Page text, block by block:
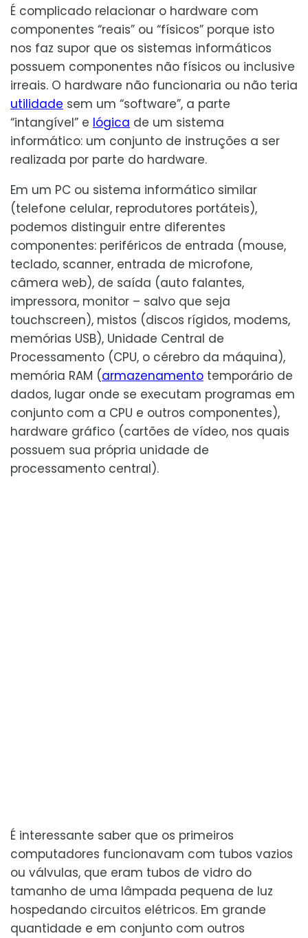
É complicado relacionar o hardware com
componentes “reais” ou “físicos” porque isto
nos faz supor que os sistemas informáticos
possuem componentes não físicos ou inclusive
irreais. O hardware não funcionaria ou não teria
utilidade sem um “software”, a parte
“intangível” e lógica de um sistema
informático: um conjunto de instruções a ser
realizada por parte do hardware.
Em um PC ou sistema informático similar
(telefone celular, reprodutores portáteis),
podemos distinguir entre diferentes
componentes: periféricos de entrada (mouse,
teclado, scanner, entrada de microfone,
câmera web), de saída (auto falantes,
impressora, monitor – salvo que seja
touchscreen), mistos (discos rígidos, modems,
memórias USB), Unidade Central de
Processamento (CPU, o cérebro da máquina),
memória RAM (armazenamento temporário de
dados, lugar onde se executam programas em
conjunto com a CPU e outros componentes),
hardware gráfico (cartões de vídeo, nos quais
possuem sua própria unidade de
processamento central).
É interessante saber que os primeiros
computadores funcionavam com tubos vazios
ou válvulas, que eram tubos de vidro do
tamanho de uma lâmpada pequena de luz
hospedando circuitos elétricos. Em grande
quantidade e em conjunto com outros